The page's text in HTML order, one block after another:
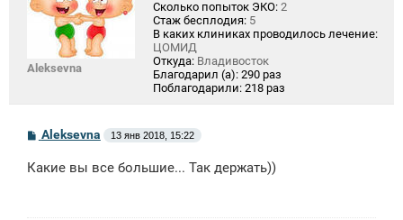
Aleksevna
Сколько попыток ЭКО: 2
Стаж бесплодия: 5
В каких клиниках проводилось лечение:
ЦОМИД
Откуда: Владивосток
Благодарил (а): 290 раз
Поблагодарили: 218 раз
С
б
Aleksevna 13 янв 2018, 15:22
Какие вы все большие... Так держать))